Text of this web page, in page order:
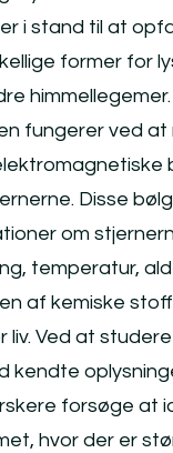
i stand til at
former for
himmellegemer.
fungerer ved at
Disse
om
temperatur,
af kemiske
liv. Ved at
kendte
forsøge at
hvor der er